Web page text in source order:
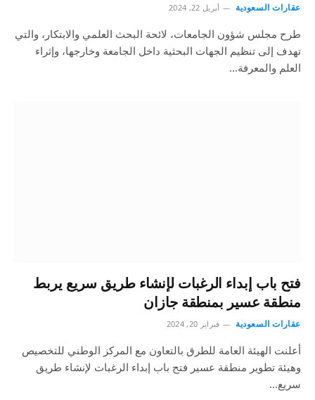
عقارات السعودية أبريل 22, 2024
طرح مجلس شؤون الجامعات، لائحة البحث العلمي والابتكار، والتي
تهدف إلى تنظيم الجهات البحثية داخل الجامعة وخارجها، وإثراء
العلم والمعرفة…
فتح باب إبداء الرغبات لإنشاء طريق سريع يربط
منطقة عسير بمنطقة جازان
عقارات السعودية فبراير 20, 2024
أعلنت الهيئة العامة للطرق بالتعاون مع المركز الوطني للتخصيص
وهيئة تطوير منطقة عسير فتح باب إبداء الرغبات لإنشاء طريق
سريع…